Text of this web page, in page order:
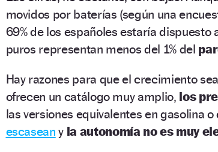
movidos por baterías (según una
69% de los españoles estaría
puros representan menos del 1% del
Hay razones para que el crecimiento
ofrecen un catálogo muy amplio, los
las versiones equivalentes en gasolina o
escasean y la autonomía no es muy